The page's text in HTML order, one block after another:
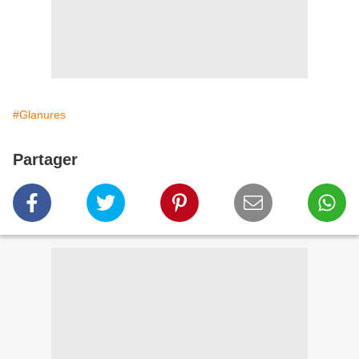
#Glanures
Partager